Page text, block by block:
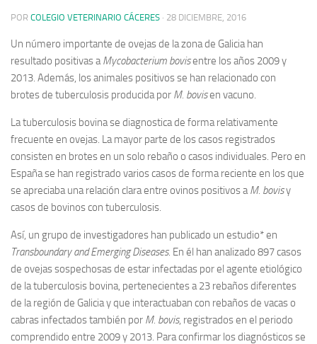
POR COLEGIO VETERINARIO CÁCERES · 28 DICIEMBRE, 2016
Un número importante de ovejas de la zona de Galicia han
resultado positivas a Mycobacterium bovisentre los años 2009 y
2013. Además, los animales positivos se han relacionado con
brotes de tuberculosis producida por M. bovisen vacuno.
La tuberculosis bovina se diagnostica de forma relativamente
frecuente en ovejas. La mayor parte de los casos registrados
consisten en brotes en un solo rebaño o casos individuales. Pero en
España se han registrado varios casos de forma reciente en los que
se apreciaba una relación clara entre ovinos positivos a M. bovisy
casos de bovinos con tuberculosis.
Así, un grupo de investigadores han publicado un estudio* en
Transboundary and Emerging Diseases. En él han analizado 897 casos
de ovejas sospechosas de estar infectadas por el agente etiológico
de la tuberculosis bovina, pertenecientes a 23 rebaños diferentes
de la región de Galicia y que interactuaban con rebaños de vacas o
cabras infectados también por M. bovis, registrados en el periodo
comprendido entre 2009 y 2013. Para confirmar los diagnósticos se